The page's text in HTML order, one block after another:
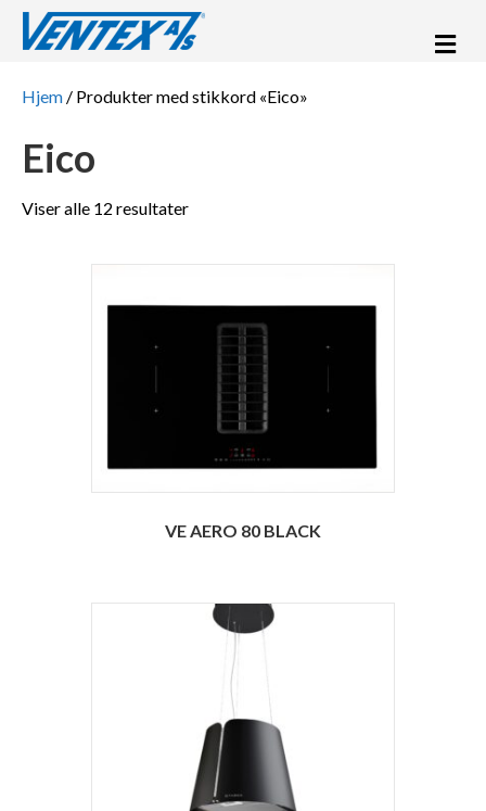
Hjem / Produkter med stikkord «Eico»
Eico
Viser alle 12 resultater
VE AERO 80 BLACK